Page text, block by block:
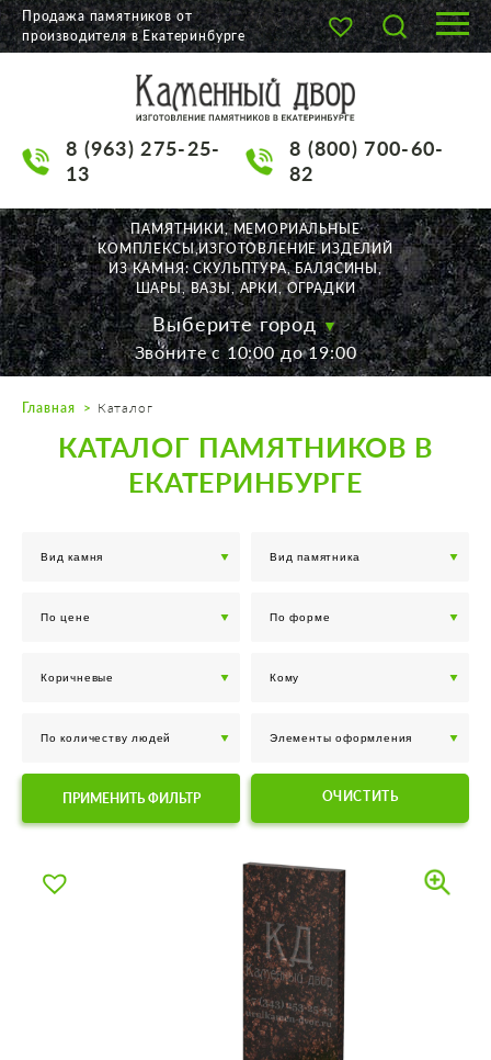
О КОМПАНИИ
НАШИ РАБОТЫ
АКЦИИ
ДОСТАВКА
КОНТАКТЫ
K2532513@yandex.ru
Пн. — Пт. с 10:00 до 19:00
Воскресенье по договор.
Продажа памятников от
производителя в Екатеринбурге
8 (963) 275-25-
13
8 (800) 700-60-
82
ПАМЯТНИКИ, МЕМОРИАЛЬНЫЕ
КОМПЛЕКСЫ,ИЗГОТОВЛЕНИЕ ИЗДЕЛИЙ
ИЗ КАМНЯ: СКУЛЬПТУРА, БАЛЯСИНЫ,
ШАРЫ, ВАЗЫ, АРКИ, ОГРАДКИ
Выберите город
Звоните с 10:00 до 19:00
Главная Каталог
КАТАЛОГ ПАМЯТНИКОВ В
ЕКАТЕРИНБУРГЕ
ПРИМЕНИТЬ ФИЛЬТР ОЧИСТИТЬ